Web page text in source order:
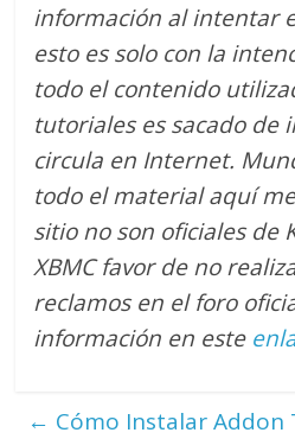
información al intentar
esto es solo con la
todo el contenido
tutoriales es sacado de
circula en Internet.
todo el material aquí
sitio no son oficiales de
XBMC favor de no
reclamos en el foro
información en este
← Cómo Instalar Addon